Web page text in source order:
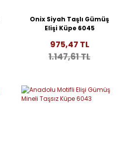
Onix Siyah Taşlı Gümüş
Elişi Küpe 6045
975,47 TL
1.147,61 TL